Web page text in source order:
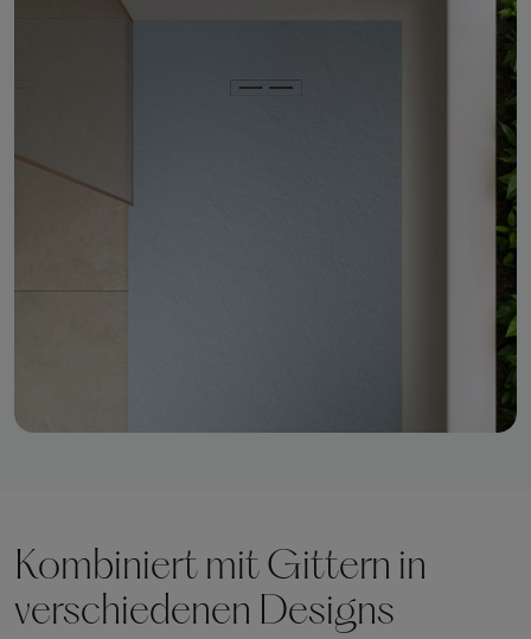
Kombiniert mit Gittern in
verschiedenen Designs